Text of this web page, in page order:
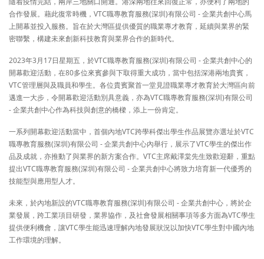
合作發展。藉此復常時機，VTC職專教育服務(深圳)有限公司 - 企業共創中心馬
上開幕並投入服務。旨在於大灣區提供優質的職業專才教育，延續與業界的緊
密聯繫，構建未來創新科技教育與業界合作的新時代。
2023年3月17日星期五，於VTC職專教育服務(深圳)有限公司 - 企業共創中心的
開幕歡迎活動，在80多位來賓參與下取得重大成功，當中包括深港兩地貴賓，
VTC管理層與及職員和學生。各位貴賓聚首一堂見證職業專才教育於大灣區向前
邁進一大步，令開幕歡迎活動別具意義，亦為VTC職專教育服務(深圳)有限公司
- 企業共創中心作為科技與創意的橋樑，添上一份肯定。
一系列開幕歡迎活動當中，首個內地VTC跨學科傑出學生作品展覽亦選址於VTC
職專教育服務(深圳)有限公司 - 企業共創中心內舉行，展示了VTC學生的傑出作
品及成就，亦推動了與業界的新方案合作。VTC主席戴澤棠先生致歡迎辭，重點
提出VTC職專教育服務(深圳)有限公司 - 企業共創中心將致力培育新一代優秀的
技能型與應用型人才。
未來，於內地新設的VTC職專教育服務(深圳)有限公司 - 企業共創中心，將於企
業發展，跨工業項目研發，業界協作，及社會發展相關事項等多方面為VTC學生
提供便利機會，讓VTC學生能迅速理解內地發展狀況以加快VTC學生對中國內地
工作環境的理解。